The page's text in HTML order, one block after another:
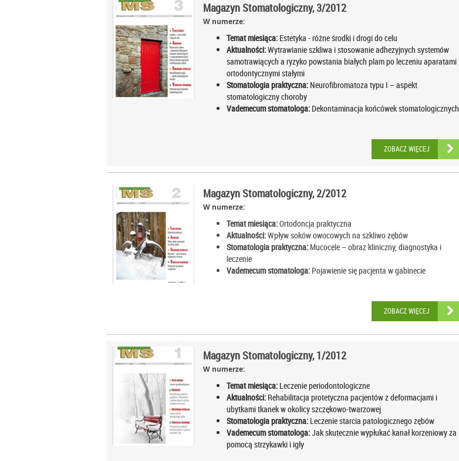
Magazyn Stomatologiczny, 3/2012
W numerze:
Temat miesiąca:Estetyka - różne środki i drogi do celu
Aktualności:Wytrawianie szkliwa i stosowanie adhezyjnych systemów
samotrawiących a ryzyko powstania białych plam po leczeniu aparatami
ortodontycznymi stałymi
Stomatologia praktyczna:Neurofibromatoza typu I – aspekt
stomatologiczny choroby
Vademecum stomatologa:Dekontaminacja końcówek stomatologicznych
ZOBACZ WIĘCEJ
Magazyn Stomatologiczny, 2/2012
W numerze:
Temat miesiąca:Ortodoncja praktyczna
Aktualności:Wpływ soków owocowych na szkliwo zębów
Stomatologia praktyczna:Mucocele – obraz kliniczny, diagnostyka i
leczenie
Vademecum stomatologa:Pojawienie się pacjenta w gabinecie
ZOBACZ WIĘCEJ
Magazyn Stomatologiczny, 1/2012
W numerze:
Temat miesiąca:Leczenie periodontologiczne
Aktualności:Rehabilitacja protetyczna pacjentów z deformacjami i
ubytkami tkanek w okolicy szczękowo-twarzowej
Stomatologia praktyczna:Leczenie starcia patologicznego zębów
Vademecum stomatologa:Jak skutecznie wypłukać kanał korzeniowy za
pomocą strzykawki i igły